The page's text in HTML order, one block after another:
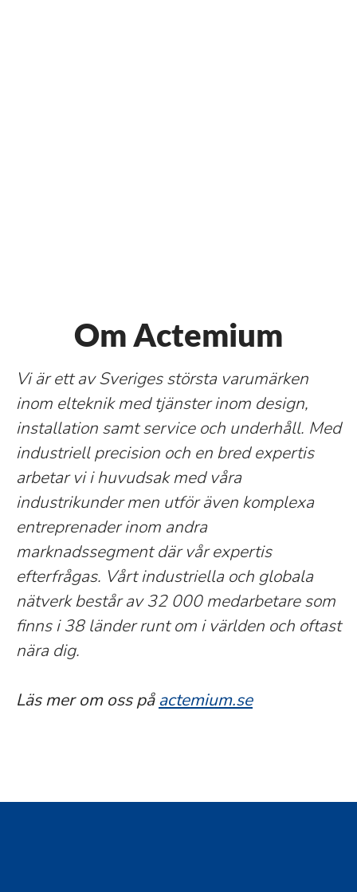
Om Actemium
Vi är ett av Sveriges största varumärken
inom elteknik med tjänster inom design,
installation samt service och underhåll. Med
industriell precision och en bred expertis
arbetar vi i huvudsak med våra
industrikunder men utför även komplexa
entreprenader inom andra
marknadssegment där vår expertis
efterfrågas. Vårt industriella och globala
nätverk består av 32 000 medarbetare som
finns i 38 länder runt om i världen och oftast
nära dig.
Läs mer om oss påactemium.se